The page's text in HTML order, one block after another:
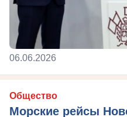
06.06.2026
Общество
Морские рейсы